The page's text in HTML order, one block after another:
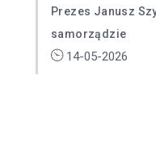
Prezes Janusz
samorządzie
14-05-2026